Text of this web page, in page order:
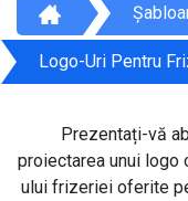
Logo-Uri Pentru
Prezentați-vă
proiectarea unui
ului frizeriei oferite